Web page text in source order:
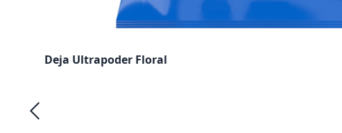
Deja Ultrapoder Floral